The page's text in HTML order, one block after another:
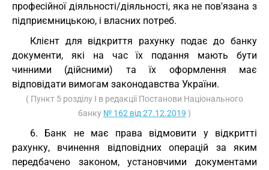
професійної діяльності/діяльності, яка не пов'язана з
підприємницькою, і власних потреб.
Клієнт для відкриття рахунку подає до банку
документи, які на час їх подання мають бути
чинними (дійсними) та їх оформлення має
відповідати вимогам законодавства України.
( Пункт 5 розділу I в редакції Постанови Національного
банку № 162 від 27.12.2019 )
6. Банк не має права відмовити у відкритті
рахунку, вчинення відповідних операцій за яким
передбачено законом, установчими документами